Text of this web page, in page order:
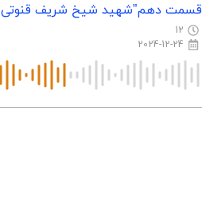
قسمت دهم”شهید شیخ شریف قنوتی
12
2024-12-24